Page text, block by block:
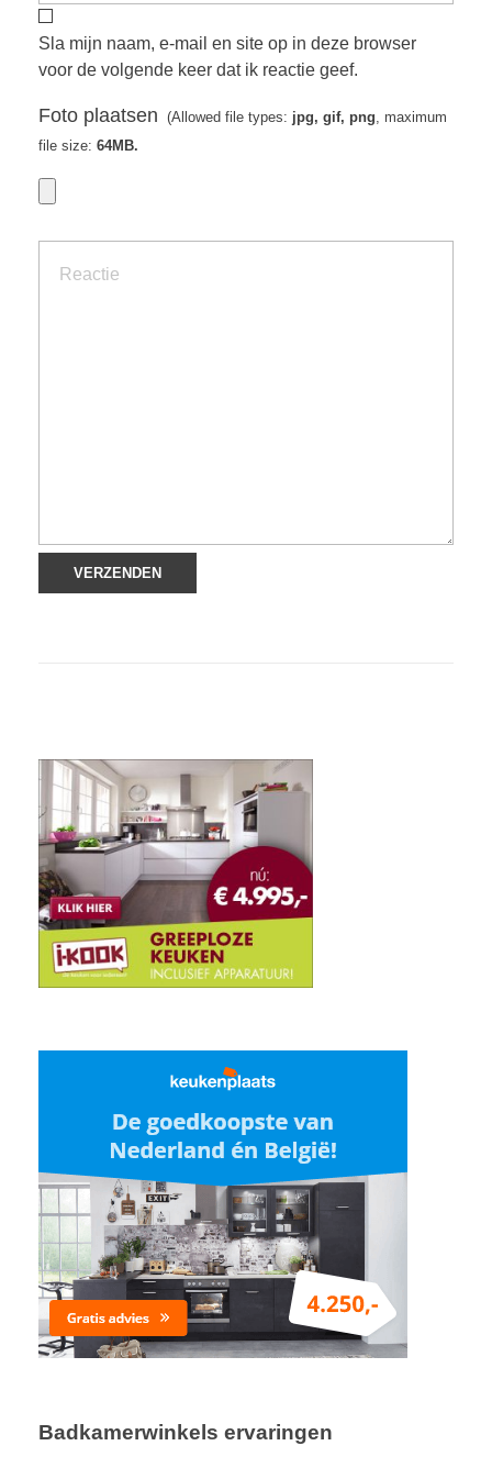
Sla mijn naam, e-mail en site op in deze browser
voor de volgende keer dat ik reactie geef.
Foto plaatsen (Allowed file types: jpg, gif, png, maximum
file size: 64MB.
Badkamerwinkels ervaringen